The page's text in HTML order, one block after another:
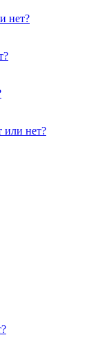
нет?
или нет?